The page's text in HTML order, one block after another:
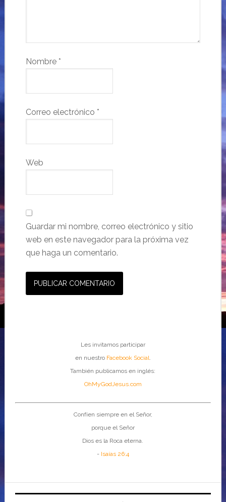
Nombre *
Correo electrónico *
Web
Guardar mi nombre, correo electrónico y sitio
web en este navegador para la próxima vez
que haga un comentario.
Les invitamos participar
en nuestro Facebook Social.
También publicamos en inglés:
OhMyGodJesus.com
Confíen siempre en el Señor,
porque el Señor
Dios es la Roca eterna.
- Isaías 26:4